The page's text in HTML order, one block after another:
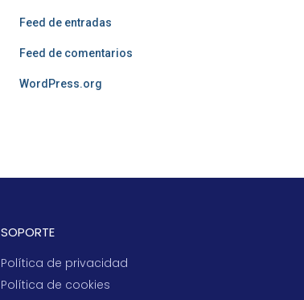
Feed de entradas
Feed de comentarios
WordPress.org
SOPORTE
Política de privacidad
Política de cookies